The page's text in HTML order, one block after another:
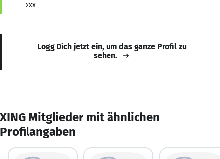
xxx
Logg Dich jetzt ein, um das ganze Profil zu
sehen.
XING Mitglieder mit ähnlichen
Profilangaben